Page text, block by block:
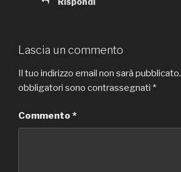
Lascia un commento
Il tuo indirizzo email non sarà pubblicato.
obbligatori sono contrassegnati *
Commento *